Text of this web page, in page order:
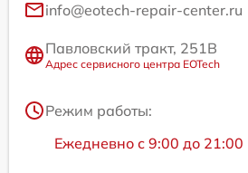
info@eotech-repair-center.ru
Павловский тракт, 251В
Адрес сервисного центра EOTech
Режим работы:
Ежедневно с 9:00 до 21:00